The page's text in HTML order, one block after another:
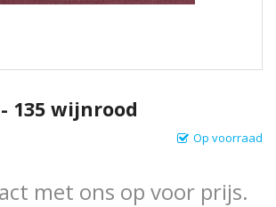
135 wijnrood
Op voorraad
met ons op voor prijs.